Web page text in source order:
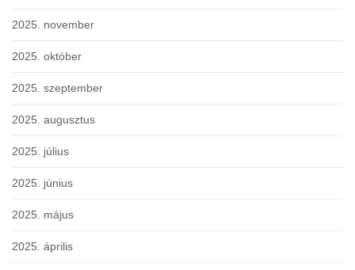
2025. november
2025. október
2025. szeptember
2025. augusztus
2025. július
2025. június
2025. május
2025. április